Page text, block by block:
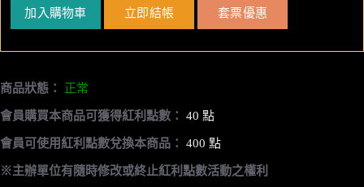
加入購物車 立即結帳 套票優惠
商品狀態： 正常
會員購買本商品可獲得紅利點數： 40 點
會員可使用紅利點數兌換本商品： 400 點
※主辦單位有隨時修改或終止紅利點數活動之權利